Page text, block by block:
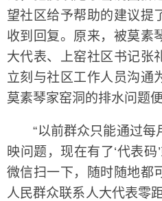
望社区给予帮助的建议提
收到回复。原来，被莫素
大代表、上窑社区书记张
立刻与社区工作人员沟通
莫素琴家窑洞的排水问题
“以前群众只能通过每
映问题，现在有了‘代表码
微信扫一下，随时随地都
人民群众联系人大代表零